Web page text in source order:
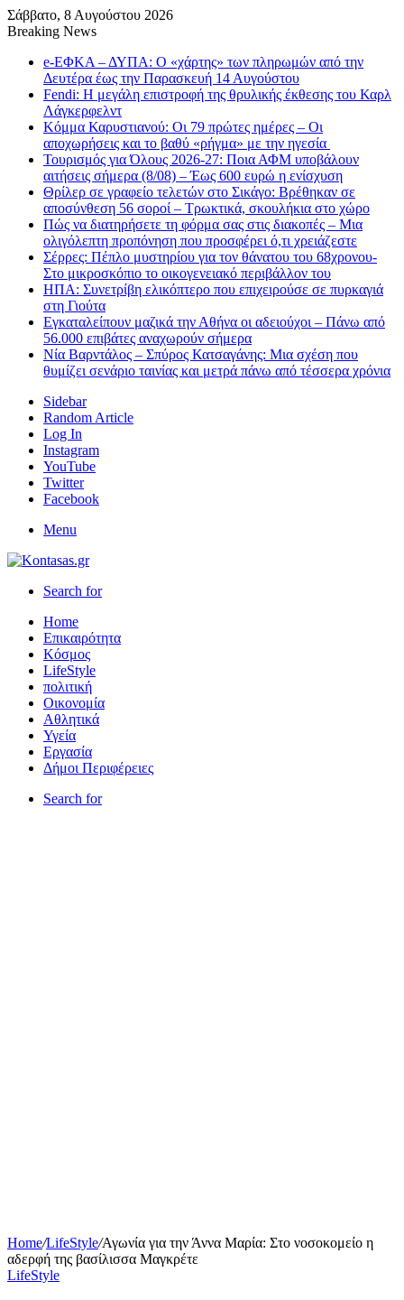
Σάββατο, 8 Αυγούστου 2026
Breaking News
e-ΕΦΚΑ – ΔΥΠΑ: Ο «χάρτης» των πληρωμών από την
Δευτέρα έως την Παρασκευή 14 Αυγούστου
Fendi: Η μεγάλη επιστροφή της θρυλικής έκθεσης του Καρλ
Λάγκερφελντ
Κόμμα Καρυστιανού: Οι 79 πρώτες ημέρες – Οι
αποχωρήσεις και το βαθύ «ρήγμα» με την ηγεσία
Τουρισμός για Όλους 2026-27: Ποια ΑΦΜ υποβάλουν
αιτήσεις σήμερα (8/08) – Έως 600 ευρώ η ενίσχυση
Θρίλερ σε γραφείο τελετών στο Σικάγο: Βρέθηκαν σε
αποσύνθεση 56 σοροί – Τρωκτικά, σκουλήκια στο χώρο
Πώς να διατηρήσετε τη φόρμα σας στις διακοπές – Μια
ολιγόλεπτη προπόνηση που προσφέρει ό,τι χρειάζεστε
Σέρρες: Πέπλο μυστηρίου για τον θάνατου του 68χρονου-
Στο μικροσκόπιο το οικογενειακό περιβάλλον του
ΗΠΑ: Συνετρίβη ελικόπτερο που επιχειρούσε σε πυρκαγιά
στη Γιούτα
Εγκαταλείπουν μαζικά την Αθήνα οι αδειούχοι – Πάνω από
56.000 επιβάτες αναχωρούν σήμερα
Νία Βαρντάλος – Σπύρος Κατσαγάνης: Μια σχέση που
θυμίζει σενάριο ταινίας και μετρά πάνω από τέσσερα χρόνια
Sidebar
Random Article
Log In
Instagram
YouTube
Twitter
Facebook
Menu
Search for
Home
Επικαιρότητα
Κόσμος
LifeStyle
πολιτική
Οικονομία
Αθλητικά
Υγεία
Εργασία
Δήμοι Περιφέρειες
Search for
Home/LifeStyle/Αγωνία για την Άννα Μαρία: Στο νοσοκομείο η
αδερφή της βασίλισσα Μαγκρέτε
LifeStyle